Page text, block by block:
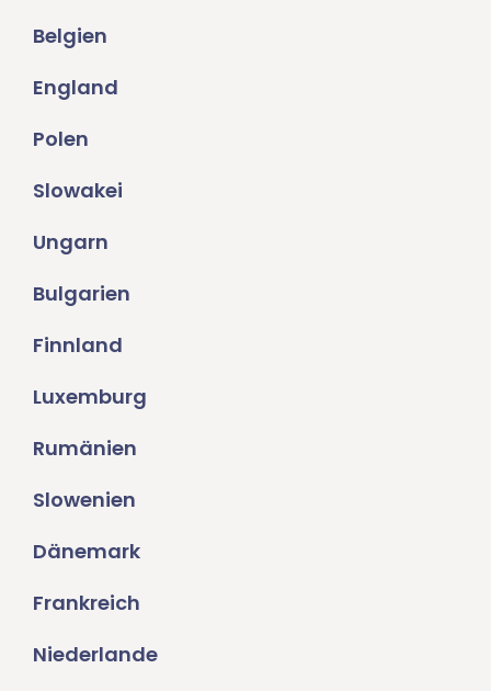
Belgien
England
Polen
Slowakei
Ungarn
Bulgarien
Finnland
Luxemburg
Rumänien
Slowenien
Dänemark
Frankreich
Niederlande